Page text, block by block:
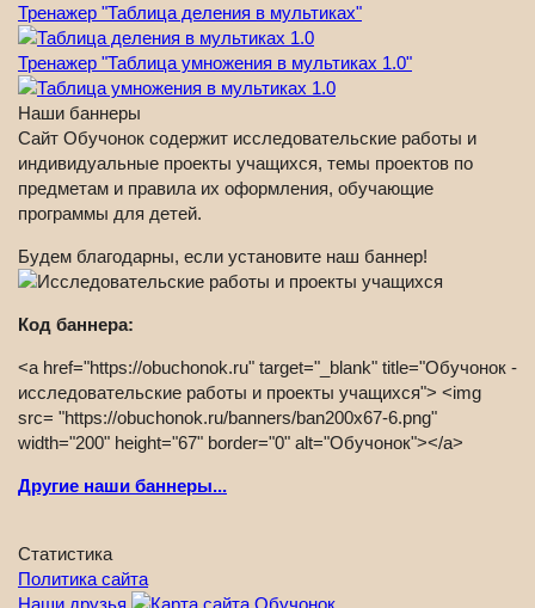
Тренажер "Таблица деления в мультиках"
Тренажер "Таблица умножения в мультиках 1.0"
Наши баннеры
Сайт Обучонок содержит исследовательские работы и
индивидуальные проекты учащихся, темы проектов по
предметам и правила их оформления, обучающие
программы для детей.
Будем благодарны, если установите наш баннер!
Код баннера:
<a href="https://obuchonok.ru" target="_blank" title="Обучонок -
исследовательские работы и проекты учащихся"> <img
src= "https://obuchonok.ru/banners/ban200x67-6.png"
width="200" height="67" border="0" alt="Обучонок"></a>
Другие наши баннеры...
Статистика
Политика сайта
Наши друзья